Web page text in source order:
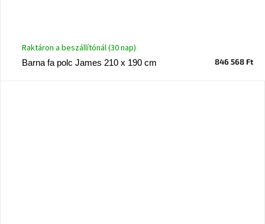
Barna fa polc James 210 x 190 cm
Raktáron a beszállítónál (30 nap)
846 568 Ft